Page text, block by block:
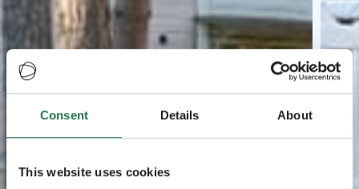
Consent Details About
This website uses cookies